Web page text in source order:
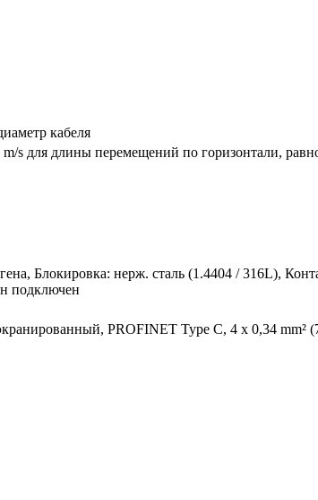
кабеля
s для длины перемещений по горизонтали,
Блокировка: нерж. сталь (1.4404 / 316L),
подключен
PROFINET Type C, 4 x 0,34 mm²